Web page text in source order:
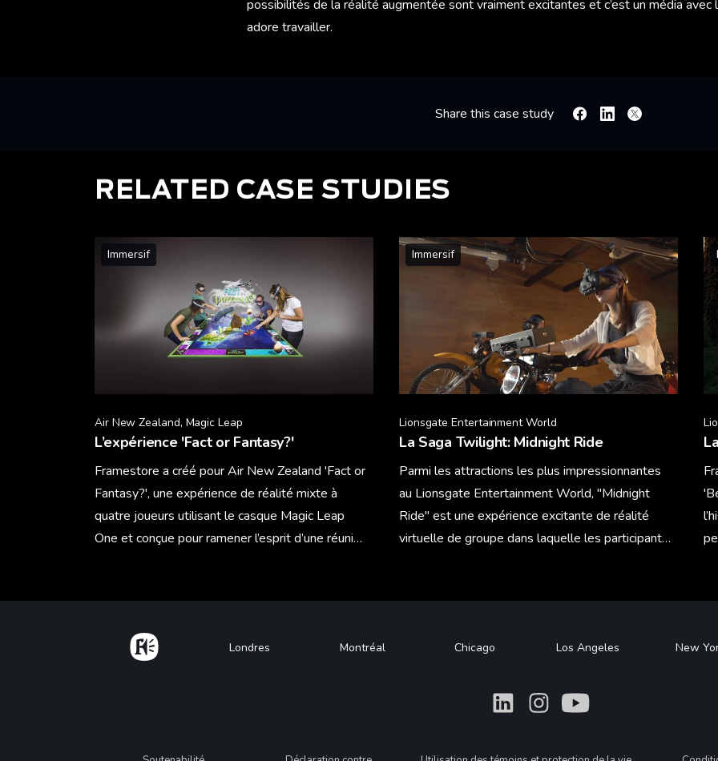
possibilités de la réalité augmentée sont vraiment excitantes et c’est un média
adore travailler.
Share this case study FacebookLinkedin
X
RELATED CASE STUDIES
Immersif
Air New Zealand, Magic Leap
L’expérience 'Fact or Fantasy?'
Framestore a créé pour Air New Zealand 'Fact or
Fantasy?', une expérience de réalité mixte à
quatre joueurs utilisant le casque Magic Leap
One et conçue pour ramener l’esprit d’une réunion
Immersif
Lionsgate Entertainment World
La Saga Twilight: Midnight Ride
Parmi les attractions les plus impressionnantes
au Lionsgate Entertainment World, "Midnight
Ride" est une expérience excitante de réalité
virtuelle de groupe dans laquelle les participants
aventure qui les mènera à chasser les nouveaux
Home Footer
Londres Montréal Chicago Los Angeles New
What What What